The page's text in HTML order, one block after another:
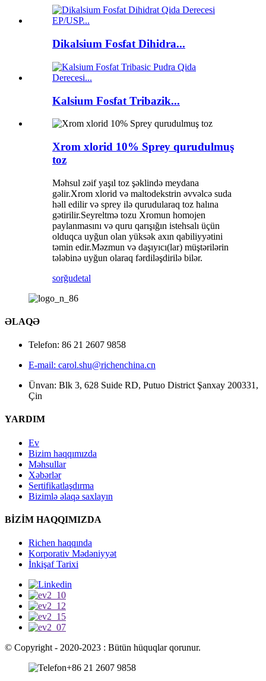
Dikalsium Fosfat Dihidra...
Kalsium Fosfat Tribazik...
Xrom xlorid 10% Sprey qurudulmuş
toz
Məhsul zəif yaşıl toz şəklində meydana
gəlir.Xrom xlorid və maltodekstrin əvvəlcə suda
həll edilir və sprey ilə qurudularaq toz halına
gətirilir.Seyreltmə tozu Xromun homojen
paylanmasını və quru qarışığın istehsalı üçün
olduqca uyğun olan yüksək axın qabiliyyətini
təmin edir.Məzmun və daşıyıcı(lar) müştərilərin
tələbinə uyğun olaraq fərdiləşdirilə bilər.
sorğudetal
ƏLAQƏ
Telefon: 86 21 2607 9858
E-mail: carol.shu@richenchina.cn
Ünvan: Blk 3, 628 Suide RD, Putuo District Şanxay 200331,
Çin
YARDIM
Ev
Bizim haqqımızda
Məhsullar
Xəbərlər
Sertifikatlaşdırma
Bizimlə əlaqə saxlayın
BİZİM HAQQIMIZDA
Richen haqqında
Korporativ Mədəniyyət
İnkişaf Tarixi
© Copyright - 2020-2023 : Bütün hüquqlar qorunur.
+86 21 2607 9858